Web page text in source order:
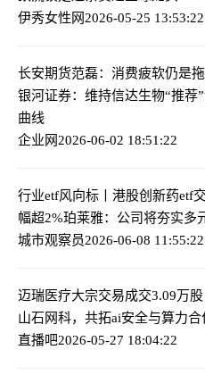
伊秀女性网2026-05-25 13:53:22
长安期货范磊：消费疲软仍是
银河证券：维持信达生物“推荐
曲线
企业网2026-06-02 18:51:22
行业etf风向标丨港股创新药etf
幅超2%珀莱雅：公司将夯实多
城市观察员2026-06-08 11:55:22
迈瑞医疗大宗交易成交3.09万
山石网科，共拓ai安全与算力合
直播吧2026-05-27 18:04:22